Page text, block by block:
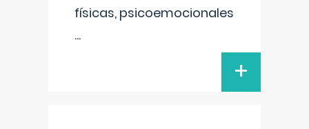
físicas, psicoemocionales
...
+